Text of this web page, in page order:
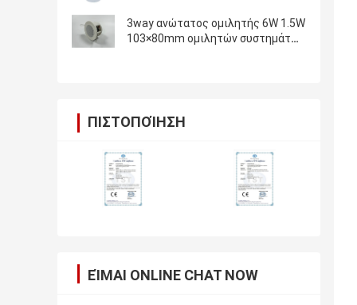
3way ανώτατος ομιλητής 6W 1.5W
103×80mm ομιλητών συστημάτων
ΠΙΣΤΟΠΟΊΗΣΗ
ΕΊΜΑΙ ONLINE CHAT NOW